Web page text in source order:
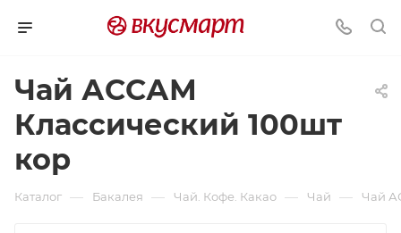
Чай АССАМ
Классический 100шт
кор
Каталог — Бакалея — Чай. Кофе. Какао — Чай — Чай